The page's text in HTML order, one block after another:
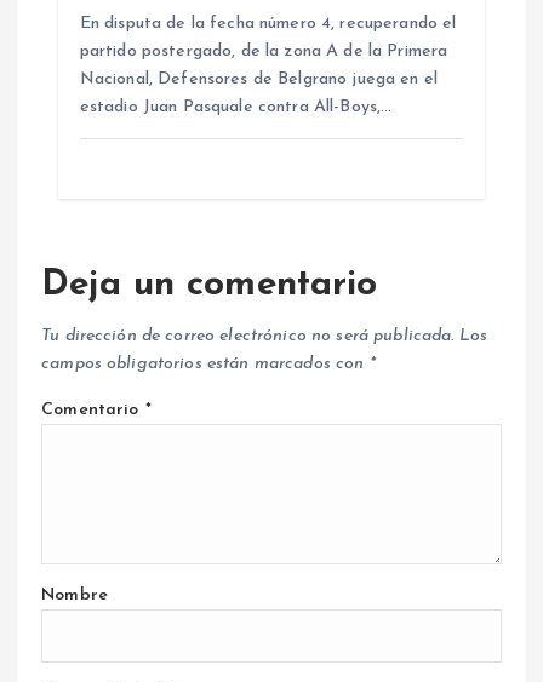
En disputa de la fecha número 4, recuperando el
partido postergado, de la zona A de la Primera
Nacional, Defensores de Belgrano juega en el
estadio Juan Pasquale contra All-Boys,…
Deja un comentario
Tu dirección de correo electrónico no será publicada. Los
campos obligatorios están marcados con *
Comentario *
Nombre